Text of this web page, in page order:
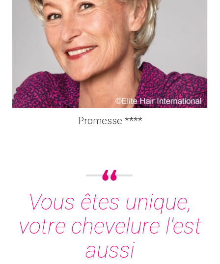
Promesse ****
Vous êtes unique,
votre chevelure l'est
aussi